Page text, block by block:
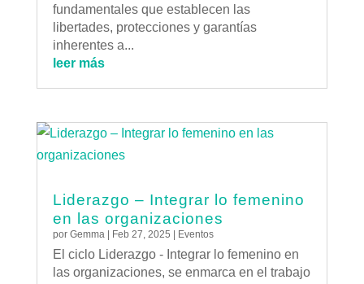
fundamentales que establecen las
libertades, protecciones y garantías
inherentes a...
leer más
Liderazgo – Integrar lo femenino
en las organizaciones
por Gemma| Feb 27, 2025 Eventos
El ciclo Liderazgo - Integrar lo femenino en
las organizaciones, se enmarca en el trabajo